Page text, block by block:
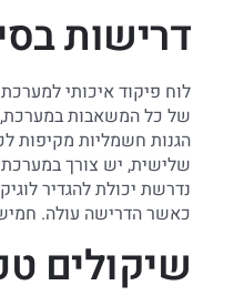
דרישות
לוח פיקוד איכותי
של כל המשאבות במערכת,
הגנות חשמליות מקיפות
שלישית, יש צורך
נדרשת יכולת להגדיר
כאשר הדרישה עולה.
שיקולים